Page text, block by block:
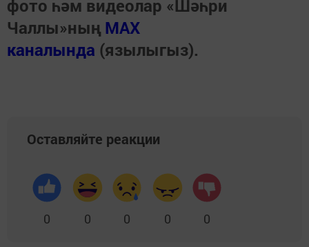
фото һәм видеолар «Шәһри
Чаллы»ның MAX
каналында (язылыгыз).
Оставляйте реакции
0 0 0 0 0